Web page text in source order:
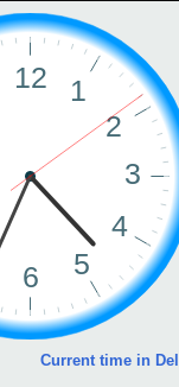
Current time in